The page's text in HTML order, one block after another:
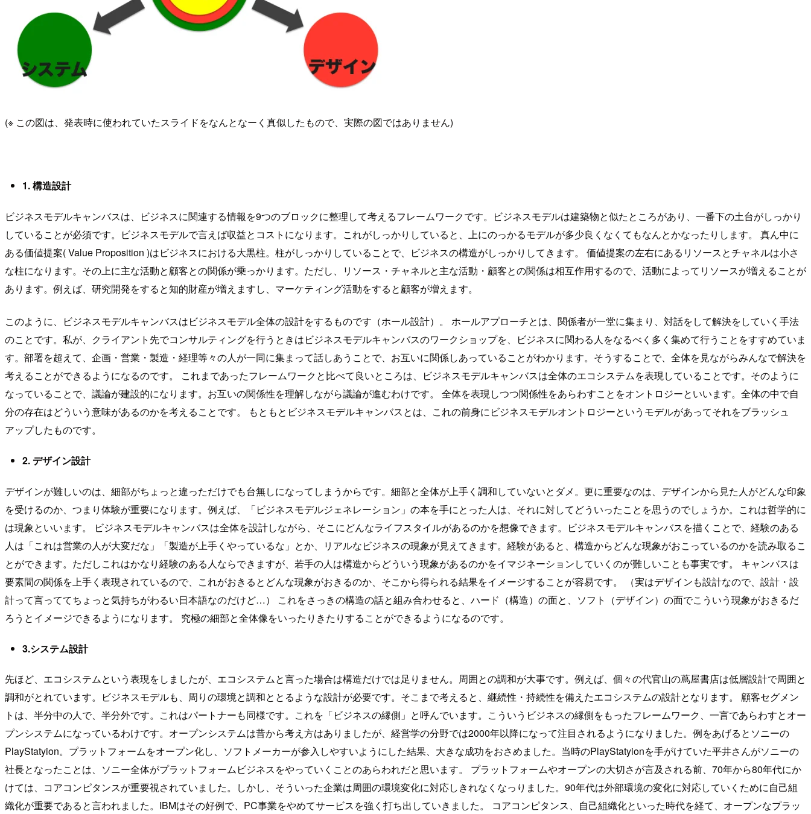
(※ この図は、発表時に使われていたスライドをなんとなーく真似したもので、実際の図ではありません)
1. 構造設計
ビジネスモデルキャンバスは、ビジネスに関連する情報を9つのブロックに整理して考えるフレームワークです。ビジネスモデルは建築物と似たところがあり、一番下の土台がしっかり
していることが必須です。ビジネスモデルで言えば収益とコストになります。これがしっかりしていると、上にのっかるモデルが多少良くなくてもなんとかなったりします。 真ん中に
ある価値提案( Value Proposition )はビジネスにおける大黒柱。柱がしっかりしていることで、ビジネスの構造がしっかりしてきます。 価値提案の左右にあるリソースとチャネルは小さ
な柱になります。その上に主な活動と顧客との関係が乗っかります。ただし、リソース・チャネルと主な活動・顧客との関係は相互作用するので、活動によってリソースが増えることが
あります。例えば、研究開発をすると知的財産が増えますし、マーケティング活動をすると顧客が増えます。
このように、ビジネスモデルキャンバスはビジネスモデル全体の設計をするものです（ホール設計）。 ホールアプローチとは、関係者が一堂に集まり、対話をして解決をしていく手法
のことです。私が、クライアント先でコンサルティングを行うときはビジネスモデルキャンバスのワークショップを、ビジネスに関わる人をなるべく多く集めて行うことをすすめていま
す。部署を超えて、企画・営業・製造・経理等々の人が一同に集まって話しあうことで、お互いに関係しあっていることがわかります。そうすることで、全体を見ながらみんなで解決を
考えることができるようになるのです。 これまであったフレームワークと比べて良いところは、ビジネスモデルキャンバスは全体のエコシステムを表現していることです。そのように
なっていることで、議論が建設的になります。お互いの関係性を理解しながら議論が進むわけです。 全体を表現しつつ関係性をあらわすことをオントロジーといいます。全体の中で自
分の存在はどういう意味があるのかを考えることです。 もともとビジネスモデルキャンバスとは、これの前身にビジネスモデルオントロジーというモデルがあってそれをブラッシュ
アップしたものです。
2. デザイン設計
デザインが難しいのは、細部がちょっと違っただけでも台無しになってしまうからです。細部と全体が上手く調和していないとダメ。更に重要なのは、デザインから見た人がどんな印象
を受けるのか、つまり体験が重要になります。例えば、「ビジネスモデルジェネレーション」の本を手にとった人は、それに対してどういったことを思うのでしょうか。これは哲学的に
は現象といいます。 ビジネスモデルキャンバスは全体を設計しながら、そこにどんなライフスタイルがあるのかを想像できます。ビジネスモデルキャンバスを描くことで、経験のある
人は「これは営業の人が大変だな」「製造が上手くやっているな」とか、リアルなビジネスの現象が見えてきます。経験があると、構造からどんな現象がおこっているのかを読み取るこ
とができます。ただしこれはかなり経験のある人ならできますが、若手の人は構造からどういう現象があるのかをイマジネーションしていくのが難しいことも事実です。 キャンバスは
要素間の関係を上手く表現されているので、これがおきるとどんな現象がおきるのか、そこから得られる結果をイメージすることが容易です。 （実はデザインも設計なので、設計・設
計って言っててちょっと気持ちがわるい日本語なのだけど…） これをさっきの構造の話と組み合わせると、ハード（構造）の面と、ソフト（デザイン）の面でこういう現象がおきるだ
ろうとイメージできるようになります。 究極の細部と全体像をいったりきたりすることができるようになるのです。
3.システム設計
先ほど、エコシステムという表現をしましたが、エコシステムと言った場合は構造だけでは足りません。周囲との調和が大事です。例えば、個々の代官山の蔦屋書店は低層設計で周囲と
調和がとれています。ビジネスモデルも、周りの環境と調和ととるような設計が必要です。そこまで考えると、継続性・持続性を備えたエコシステムの設計となります。 顧客セグメン
トは、半分中の人で、半分外です。これはパートナーも同様です。これを「ビジネスの縁側」と呼んでいます。こういうビジネスの縁側をもったフレームワーク、一言であらわすとオー
プンシステムになっているわけです。オープンシステムは昔から考え方はありましたが、経営学の分野では2000年以降になって注目されるようになりました。例をあげるとソニーの
PlayStatyion。プラットフォームをオープン化し、ソフトメーカーが参入しやすいようにした結果、大きな成功をおさめました。当時のPlayStatyionを手がけていた平井さんがソニーの
社長となったことは、ソニー全体がプラットフォームビジネスをやっていくことのあらわれだと思います。 プラットフォームやオープンの大切さが言及される前、70年から80年代にか
けては、コアコンピタンスが重要視されていました。しかし、そういった企業は周囲の環境変化に対応しきれなくなっりました。90年代は外部環境の変化に対応していくために自己組
織化が重要であると言われました。IBMはその好例で、PC事業をやめてサービスを強く打ち出していきました。 コアコンピタンス、自己組織化といった時代を経て、オープンなプラッ